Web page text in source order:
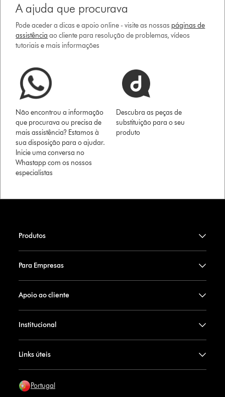
A ajuda que procurava
Pode aceder a dicas e apoio online - visite as nossas páginas de
assistência ao cliente para resolução de problemas, vídeos
tutoriais e mais informações
Não encontrou a informação
que procurava ou precisa de
mais assistência? Estamos à
sua disposição para o ajudar.
Inicie uma conversa no
Whastapp com os nossos
especialistas
Descubra as peças de
substituição para o seu
produto
Produtos
Para Empresas
Apoio ao cliente
Institucional
Links úteis
Portugal